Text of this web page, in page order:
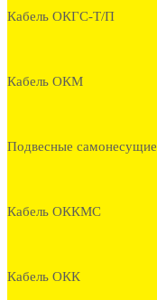
Кабель ОКГС-Т/П
Кабель ОКМ
Подвесные самонесущие
Кабель ОККМС
Кабель ОКК